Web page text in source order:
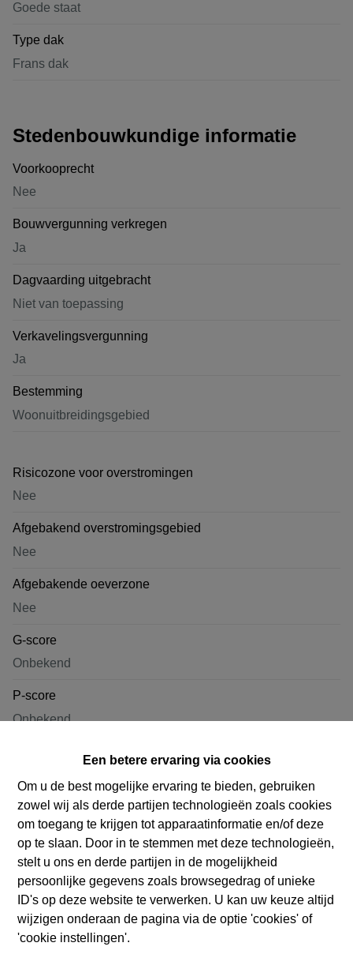
Een betere ervaring via cookies
Om u de best mogelijke ervaring te bieden, gebruiken
zowel wij als derde partijen technologieën zoals cookies
om toegang te krijgen tot apparaatinformatie en/of deze
op te slaan. Door in te stemmen met deze technologieën,
stelt u ons en derde partijen in de mogelijkheid
persoonlijke gegevens zoals browsegedrag of unieke
ID's op deze website te verwerken. U kan uw keuze altijd
wijzigen onderaan de pagina via de optie 'cookies' of
'cookie instellingen'.
Goede staat
Type dak
Frans dak
Stedenbouwkundige informatie
Voorkooprecht
Nee
Bouwvergunning verkregen
Ja
Dagvaarding uitgebracht
Niet van toepassing
Verkavelingsvergunning
Ja
Bestemming
Woonuitbreidingsgebied
Risicozone voor overstromingen
Nee
Afgebakend overstromingsgebied
Nee
Afgebakende oeverzone
Nee
G-score
Onbekend
P-score
Onbekend
Indeling
Gelijkvloers
hal
garage 23.5 m²
washok 9.9 m²